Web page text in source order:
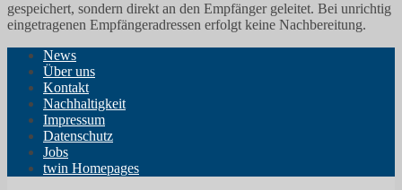
gespeichert, sondern direkt an den Empfänger geleitet. Bei unrichtig
eingetragenen Empfängeradressen erfolgt keine Nachbereitung.
News
Über uns
Kontakt
Nachhaltigkeit
Impressum
Datenschutz
Jobs
twin Homepages